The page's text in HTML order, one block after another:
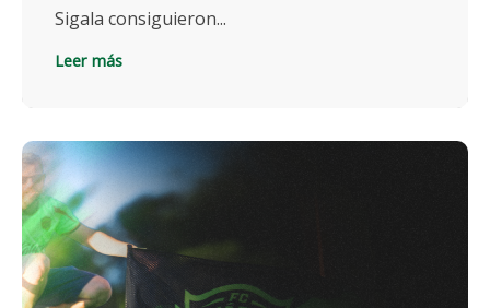
Sigala consiguieron...
Leer más